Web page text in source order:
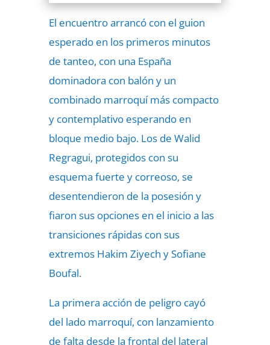
El encuentro arrancó con el guion
esperado en los primeros minutos
de tanteo, con una España
dominadora con balón y un
combinado marroquí más compacto
y contemplativo esperando en
bloque medio bajo. Los de Walid
Regragui, protegidos con su
esquema fuerte y correoso, se
desentendieron de la posesión y
fiaron sus opciones en el inicio a las
transiciones rápidas con sus
extremos Hakim Ziyech y Sofiane
Boufal.
La primera acción de peligro cayó
del lado marroquí, con lanzamiento
de falta desde la frontal del lateral